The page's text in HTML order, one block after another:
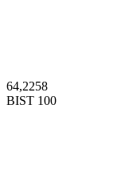
64,2258
BIST 100